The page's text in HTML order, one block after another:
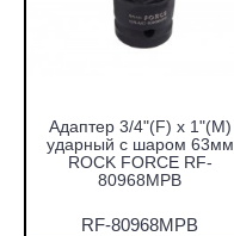
Адаптер 3/4"(F) х 1"(М)
ударный с шаром 63мм
ROCK FORCE RF-
80968MPB
RF-80968MPB